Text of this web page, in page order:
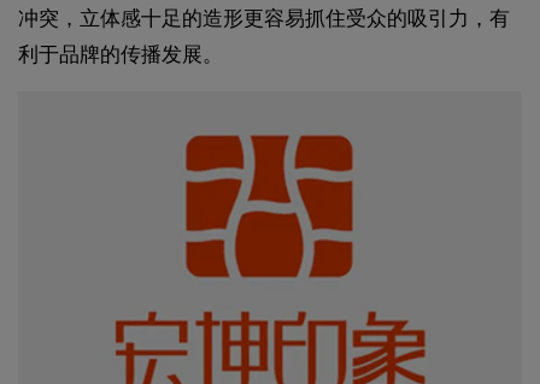
冲突，立体感十足的造形更容易抓住受众的吸引力，有
利于品牌的传播发展。